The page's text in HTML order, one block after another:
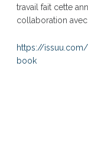
travail fait cette
collaboration avec
https://
book